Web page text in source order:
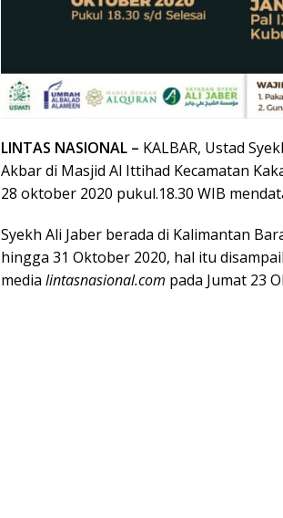
LINTAS NASIONAL – KALBAR, Ustad
Akbar di Masjid Al Ittihad Kecamatan
28 oktober 2020 pukul.18.30 WIB
Syekh Ali Jaber berada di Kalimantan
hingga 31 Oktober 2020, hal itu
media lintasnasional.com pada Jumat 23